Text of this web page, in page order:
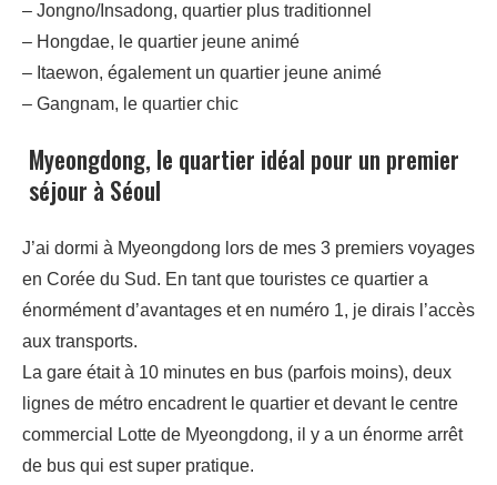
– Jongno/Insadong, quartier plus traditionnel
– Hongdae, le quartier jeune animé
– Itaewon, également un quartier jeune animé
– Gangnam, le quartier chic
Myeongdong, le quartier idéal pour un premier
séjour à Séoul
J’ai dormi à Myeongdong lors de mes 3 premiers voyages
en Corée du Sud. En tant que touristes ce quartier a
énormément d’avantages et en numéro 1, je dirais l’accès
aux transports.
La gare était à 10 minutes en bus (parfois moins), deux
lignes de métro encadrent le quartier et devant le centre
commercial Lotte de Myeongdong, il y a un énorme arrêt
de bus qui est super pratique.